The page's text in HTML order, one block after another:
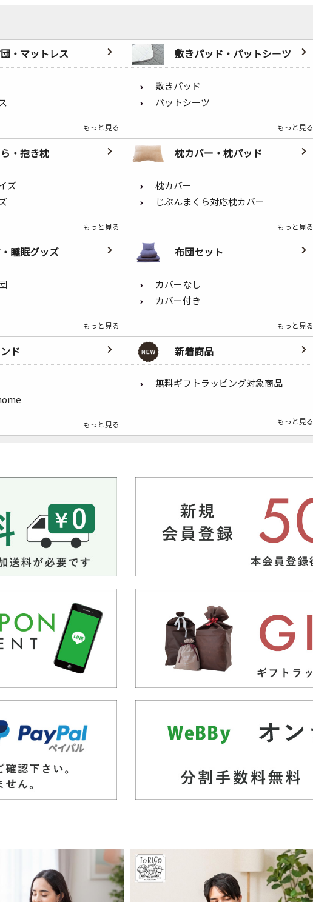
・マットレス
もっと見る
敷きパッド・パットシーツ
敷きパッド
パットシーツ
もっと見る
・抱き枕
ズ
もっと見る
枕カバー・枕パッド
枕カバー
じぶんまくら対応枕カバー
もっと見る
睡眠グッズ
もっと見る
布団セット
カバーなし
カバー付き
もっと見る
ド
もっと見る
新着商品
無料ギフトラッピング対象商品
もっと見る